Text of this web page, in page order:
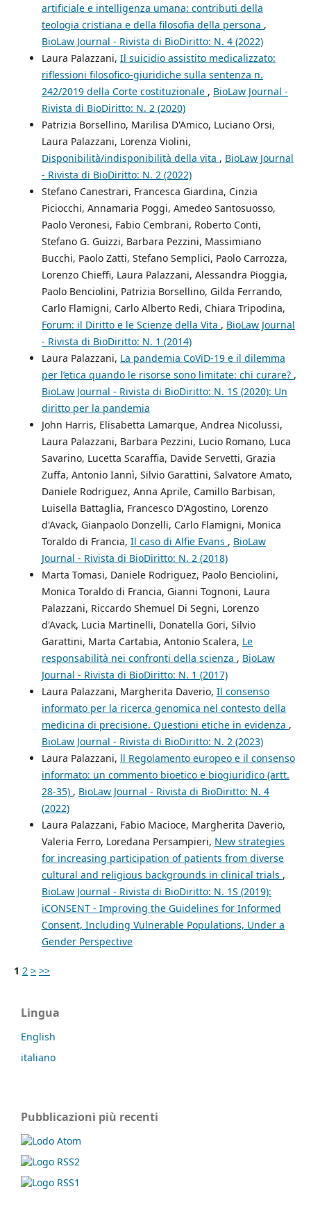
artificiale e intelligenza umana: contributi della
teologia cristiana e della filosofia della persona ,
BioLaw Journal - Rivista di BioDiritto: N. 4 (2022)
Laura Palazzani, Il suicidio assistito medicalizzato:
riflessioni filosofico-giuridiche sulla sentenza n.
242/2019 della Corte costituzionale , BioLaw Journal -
Rivista di BioDiritto: N. 2 (2020)
Patrizia Borsellino, Marilisa D'Amico, Luciano Orsi,
Laura Palazzani, Lorenza Violini,
Disponibilità/indisponibilità della vita , BioLaw Journal
- Rivista di BioDiritto: N. 2 (2022)
Stefano Canestrari, Francesca Giardina, Cinzia
Piciocchi, Annamaria Poggi, Amedeo Santosuosso,
Paolo Veronesi, Fabio Cembrani, Roberto Conti,
Stefano G. Guizzi, Barbara Pezzini, Massimiano
Bucchi, Paolo Zatti, Stefano Semplici, Paolo Carrozza,
Lorenzo Chieffi, Laura Palazzani, Alessandra Pioggia,
Paolo Benciolini, Patrizia Borsellino, Gilda Ferrando,
Carlo Flamigni, Carlo Alberto Redi, Chiara Tripodina,
Forum: il Diritto e le Scienze della Vita , BioLaw Journal
- Rivista di BioDiritto: N. 1 (2014)
Laura Palazzani, La pandemia CoViD-19 e il dilemma
per l’etica quando le risorse sono limitate: chi curare? ,
BioLaw Journal - Rivista di BioDiritto: N. 1S (2020): Un
diritto per la pandemia
John Harris, Elisabetta Lamarque, Andrea Nicolussi,
Laura Palazzani, Barbara Pezzini, Lucio Romano, Luca
Savarino, Lucetta Scaraffia, Davide Servetti, Grazia
Zuffa, Antonio Iannì, Silvio Garattini, Salvatore Amato,
Daniele Rodriguez, Anna Aprile, Camillo Barbisan,
Luisella Battaglia, Francesco D'Agostino, Lorenzo
d'Avack, Gianpaolo Donzelli, Carlo Flamigni, Monica
Toraldo di Francia, Il caso di Alfie Evans , BioLaw
Journal - Rivista di BioDiritto: N. 2 (2018)
Marta Tomasi, Daniele Rodriguez, Paolo Benciolini,
Monica Toraldo di Francia, Gianni Tognoni, Laura
Palazzani, Riccardo Shemuel Di Segni, Lorenzo
d'Avack, Lucia Martinelli, Donatella Gori, Silvio
Garattini, Marta Cartabia, Antonio Scalera, Le
responsabilità nei confronti della scienza , BioLaw
Journal - Rivista di BioDiritto: N. 1 (2017)
Laura Palazzani, Margherita Daverio, Il consenso
informato per la ricerca genomica nel contesto della
medicina di precisione. Questioni etiche in evidenza ,
BioLaw Journal - Rivista di BioDiritto: N. 2 (2023)
Laura Palazzani, ll Regolamento europeo e il consenso
informato: un commento bioetico e biogiuridico (artt.
28-35) , BioLaw Journal - Rivista di BioDiritto: N. 4
(2022)
Laura Palazzani, Fabio Macioce, Margherita Daverio,
Valeria Ferro, Loredana Persampieri, New strategies
for increasing participation of patients from diverse
cultural and religious backgrounds in clinical trials ,
BioLaw Journal - Rivista di BioDiritto: N. 1S (2019):
iCONSENT - Improving the Guidelines for Informed
Consent, Including Vulnerable Populations, Under a
Gender Perspective
1 2 > >>
Lingua
English
italiano
Pubblicazioni più recenti